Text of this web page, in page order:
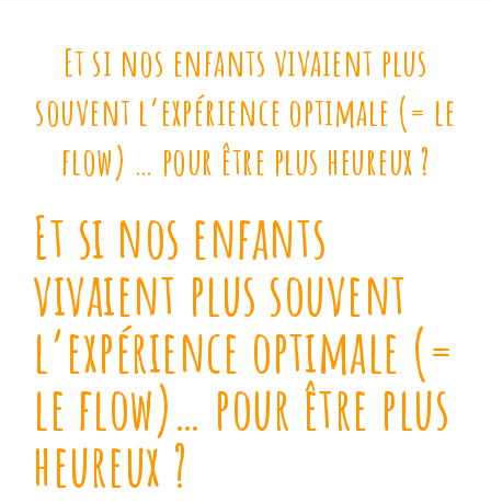
Et si nos enfants vivaient plus
souvent l’expérience optimale (= le
flow) … pour être plus heureux ?
Et si nos enfants
vivaient plus souvent
l’expérience optimale (=
le flow)… pour être plus
heureux ?